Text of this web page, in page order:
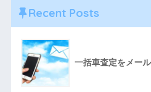
Recent Posts
一括車査定をメー